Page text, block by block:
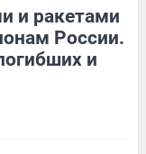
и ракетами
России.
и